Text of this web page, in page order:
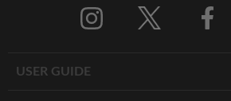
USER GUIDE